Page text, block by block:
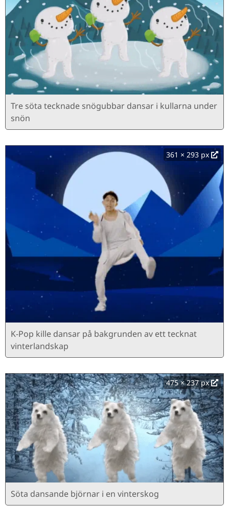
Tre söta tecknade snögubbar dansar i kullarna under
snön
361 × 293 px
K-Pop kille dansar på bakgrunden av ett tecknat
vinterlandskap
475 × 237 px
Söta dansande björnar i en vinterskog